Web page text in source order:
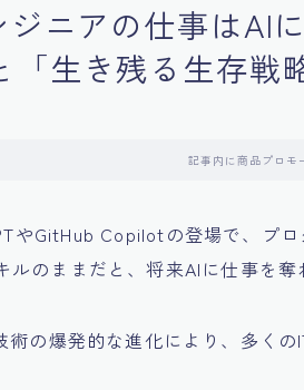
ジニアの仕事はAI
「生き残る生存戦
記事内に商品プロモ
やGitHub Copilotの登場で、プ
ルのままだと、将来AIに仕事を
術の爆発的な進化により、多く